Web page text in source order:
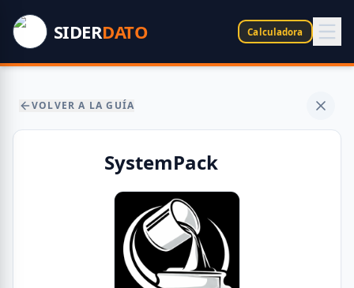
SIDERDATO Calculadora
VOLVER A LA GUÍA
SystemPack